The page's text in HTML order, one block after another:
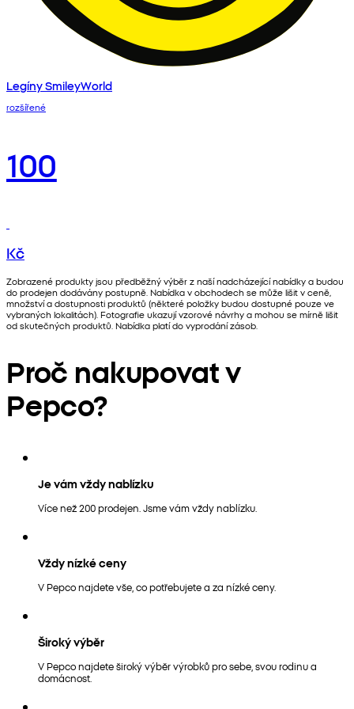
Legíny SmileyWorld
rozšířené
100
Kč
Zobrazené produkty jsou předběžný výběr z naší nadcházející nabídky a budou
do prodejen dodávány postupně. Nabídka v obchodech se může lišit v ceně,
množství a dostupnosti produktů (některé položky budou dostupné pouze ve
vybraných lokalitách). Fotografie ukazují vzorové návrhy a mohou se mírně lišit
od skutečných produktů. Nabídka platí do vyprodání zásob.
Proč nakupovat v
Pepco?
Je vám vždy nablízku
Více než 200 prodejen. Jsme vám vždy nablízku.
Vždy nízké ceny
V Pepco najdete vše, co potřebujete a za nízké ceny.
Široký výběr
V Pepco najdete široký výběr výrobků pro sebe, svou rodinu a
domácnost.